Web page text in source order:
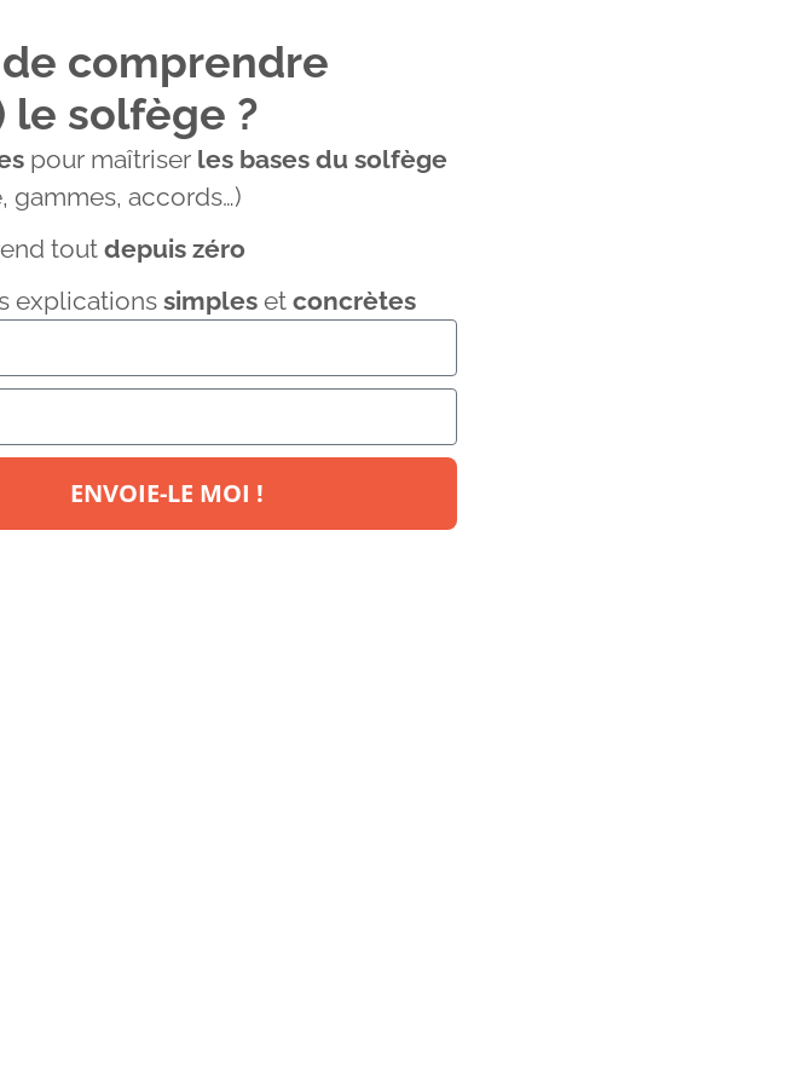
comprendre
le solfège ?
pour maîtriser les bases du solfège
gammes, accords…)
toutdepuis zéro
explications simples et concrètes
ENVOIE-LE MOI !